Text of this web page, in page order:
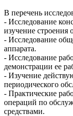
В перечень
- Исследование
изучение строения
- Исследование
аппарата.
- Исследование
демонстрации ее
- Изучение
периодического
- Практические
операций по
средствами.